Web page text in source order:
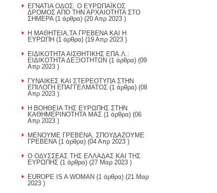
ΕΓΝΑΤΙΑ ΟΔΟΣ: Ο ΕΥΡΩΠΑΪΚΟΣ
ΔΡΟΜΟΣ ΑΠΟ ΤΗΝ ΑΡΧΑΙΟΤΗΤΑ ΣΤΟ
ΣΗΜΕΡΑ(1 άρθρα) (20 Απρ 2023 )
H ΜΑΘΗΤΕΙΑ,ΤΑ ΓΡΕΒΕΝΑ ΚΑΙ Η
ΕΥΡΩΠΗ (1 άρθρα) (19 Απρ 2023 )
ΕΙΔΙΚΟΤΗΤΑ ΑΙΣΘΗΤΙΚΗΣ ΕΠΑ.Λ.:
ΕΙΔΙΚΟΤΗΤΑ ΔΕΞΙΟΤΗΤΩΝ (1 άρθρα) (09
Απρ 2023 )
ΓΥΝΑΙΚΕΣ ΚΑΙ ΣΤΕΡΕΟΤΥΠΑ ΣΤΗΝ
ΕΠΙΛΟΓΗ ΕΠΑΓΓΕΛΜΑΤΟΣ (1 άρθρα) (08
Απρ 2023 )
Η ΒΟΗΘΕΙΑ ΤΗΣ ΕΥΡΩΠΗΣ ΣΤΗΝ
ΚΑΘΗΜΕΡΙΝΟΤΗΤΑ ΜΑΣ (1 άρθρα) (06
Απρ 2023 )
ΜΕΝΟΥΜΕ ΓΡΕΒΕΝΑ, ΣΠΟΥΔΑΖΟΥΜΕ
ΓΡΕΒΕΝΑ(1 άρθρα) (04 Απρ 2023 )
Ο ΟΔΥΣΣΕΑΣ ΤΗΣ ΕΛΛΑΔΑΣ ΚΑΙ ΤΗΣ
ΕΥΡΩΠΗΣ (1 άρθρα) (27 Μαρ 2023 )
EUROPE IS A WOMAN (1 άρθρα) (21 Μαρ
2023 )